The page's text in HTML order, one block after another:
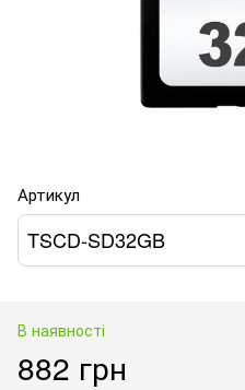
Артикул
TSCD-SD32GB
В наявності
882 грн